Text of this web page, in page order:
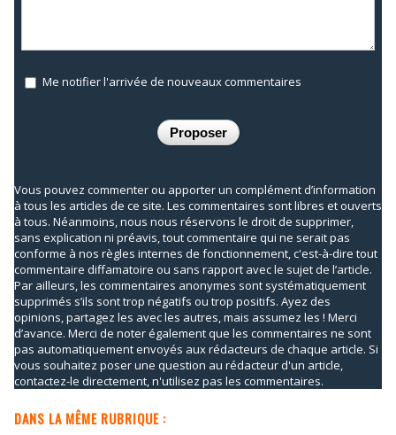
Me notifier l'arrivée de nouveaux commentaires
Vous pouvez commenter ou apporter un complément d’information
à tous les articles de ce site. Les commentaires sont libres et ouverts
à tous. Néanmoins, nous nous réservons le droit de supprimer,
sans explication ni préavis, tout commentaire qui ne serait pas
conforme à nos règles internes de fonctionnement, c'est-à-dire tout
commentaire diffamatoire ou sans rapport avec le sujet de l’article.
Par ailleurs, les commentaires anonymes sont systématiquement
supprimés s’ils sont trop négatifs ou trop positifs. Ayez des
opinions, partagez les avec les autres, mais assumez les ! Merci
d’avance. Merci de noter également que les commentaires ne sont
pas automatiquement envoyés aux rédacteurs de chaque article. Si
vous souhaitez poser une question au rédacteur d'un article,
contactez-le directement, n'utilisez pas les commentaires.
DANS LA MÊME RUBRIQUE :